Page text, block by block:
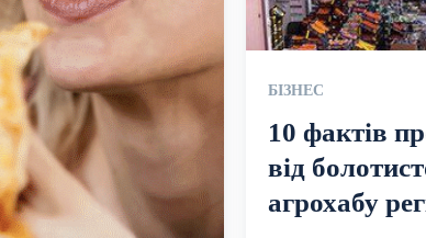
БІЗНЕС
10 фактів
від
агрохабу